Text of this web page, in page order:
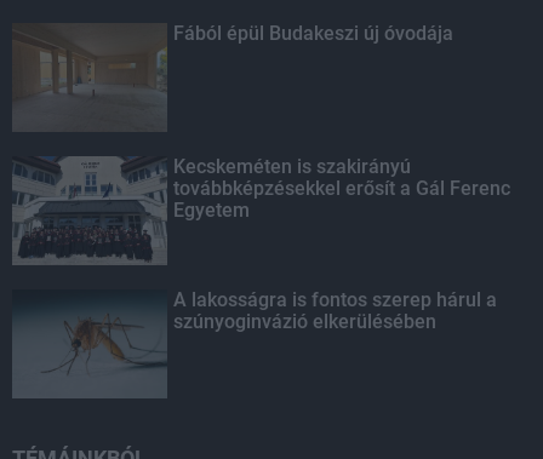
Fából épül Budakeszi új óvodája
Kecskeméten is szakirányú
továbbképzésekkel erősít a Gál Ferenc
Egyetem
A lakosságra is fontos szerep hárul a
szúnyoginvázió elkerülésében